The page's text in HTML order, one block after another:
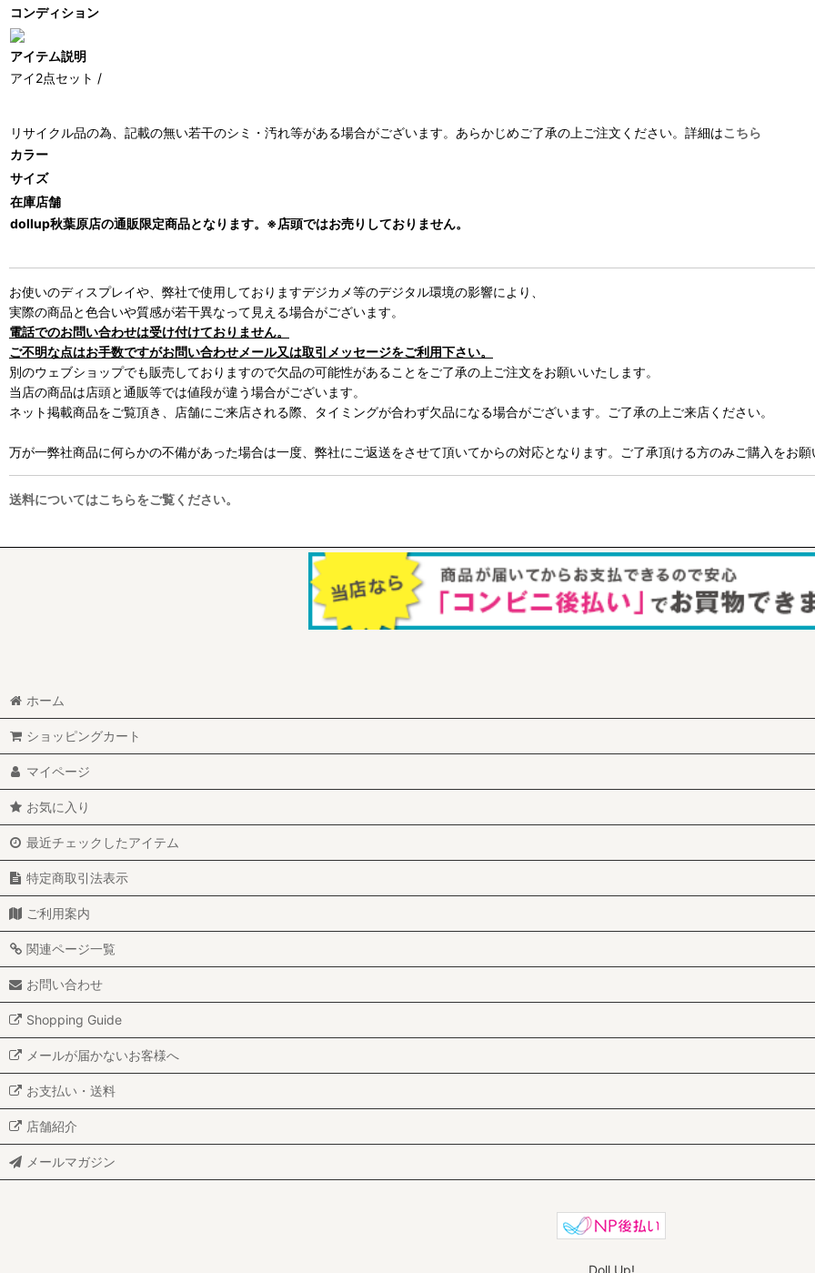
コンディション
アイテム説明
アイ2点セット /
リサイクル品の為、記載の無い若干のシミ・汚れ等がある場合がございます。あらかじめご了承の上ご注文ください。詳細はこちら
カラー
サイズ
在庫店舗
dollup秋葉原店の通販限定商品となります。※店頭ではお売りしておりません。
お使いのディスプレイや、弊社で使用しておりますデジカメ等のデジタル環境の影響により、
実際の商品と色合いや質感が若干異なって見える場合がございます。
電話でのお問い合わせは受け付けておりません。
ご不明な点はお手数ですがお問い合わせメール又は取引メッセージをご利用下さい。
別のウェブショップでも販売しておりますので欠品の可能性があることをご了承の上ご注文をお願いいたします。
当店の商品は店頭と通販等では値段が違う場合がございます。
ネット掲載商品をご覧頂き、店舗にご来店される際、タイミングが合わず欠品になる場合がございます。ご了承の上ご来店ください。
万が一弊社商品に何らかの不備があった場合は一度、弊社にご返送をさせて頂いてからの対応となります。ご了承頂ける方のみご購入をお願
送料についてはこちらをご覧ください。
ホーム
ショッピングカート
マイページ
お気に入り
最近チェックしたアイテム
特定商取引法表示
ご利用案内
関連ページ一覧
お問い合わせ
Shopping Guide
メールが届かないお客様へ
お支払い・送料
店舗紹介
メールマガジン